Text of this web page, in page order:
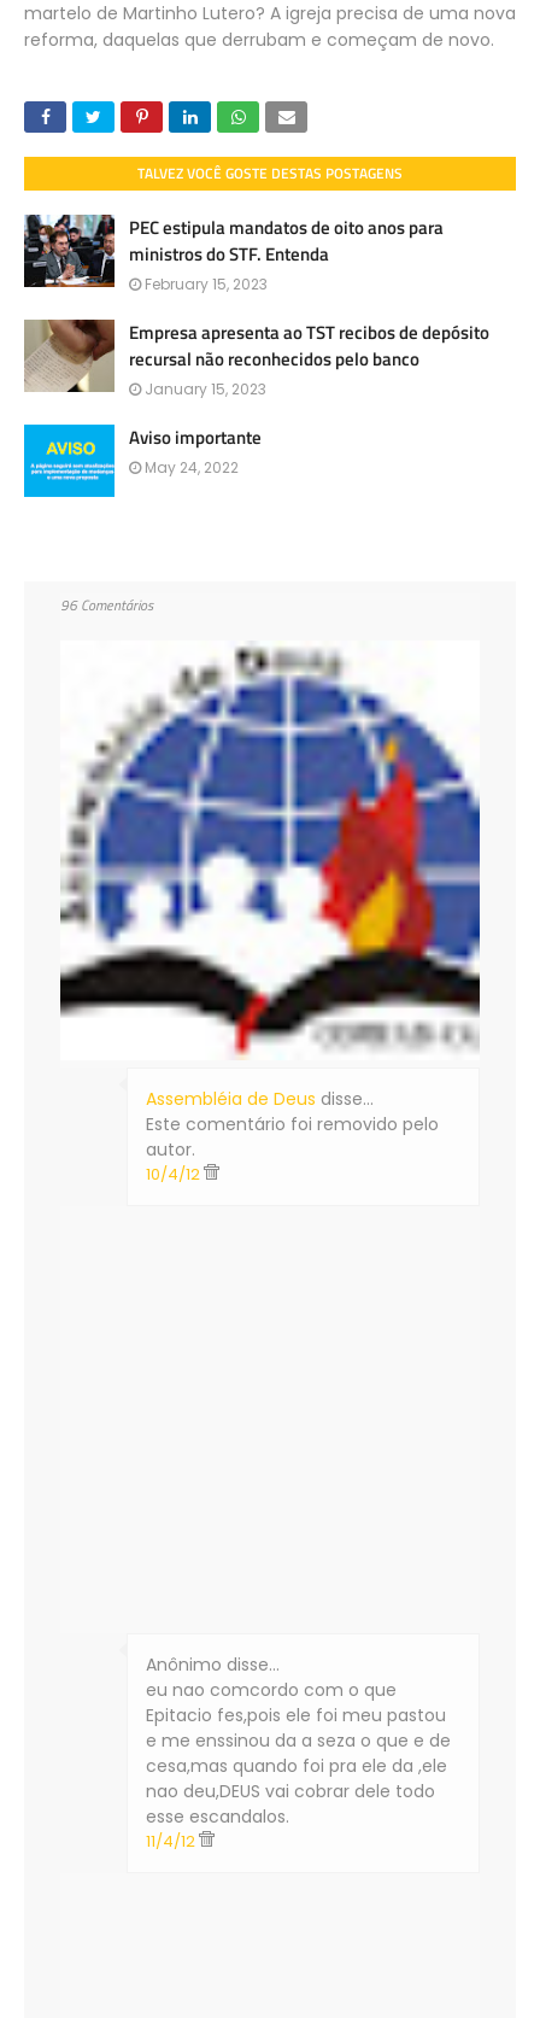
martelo de Martinho Lutero? A igreja precisa de uma nova
reforma, daquelas que derrubam e começam de novo.
TALVEZ VOCÊ GOSTE DESTAS POSTAGENS
PEC estipula mandatos de oito anos para
ministros do STF. Entenda
February 15, 2023
Empresa apresenta ao TST recibos de depósito
recursal não reconhecidos pelo banco
January 15, 2023
Aviso importante
May 24, 2022
96 Comentários
Assembléia de Deus disse…
Este comentário foi removido pelo
autor.
10/4/12
Anônimo disse…
eu nao comcordo com o que
Epitacio fes,pois ele foi meu pastou
e me enssinou da a seza o que e de
cesa,mas quando foi pra ele da ,ele
nao deu,DEUS vai cobrar dele todo
esse escandalos.
11/4/12